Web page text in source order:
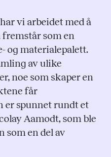
vi arbeidet med å
som en
og materialepalett.
av ulike
noe som skaper en
får
er spunnet rundt et
Aamodt, som ble
som en del av